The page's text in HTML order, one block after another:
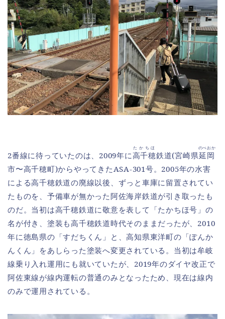
2番線に待っていたのは、2009年に高千穂
たかちほ
鉄道(宮崎県延岡
のべおか
市〜高千穂町)からやってきたASA-301号。2005年の水害
による高千穂鉄道の廃線以後、ずっと車庫に留置されてい
たものを、予備車が無かった阿佐海岸鉄道が引き取ったも
のだ。当初は高千穂鉄道に敬意を表して「たかちほ号」の
名が付き、塗装も高千穂鉄道時代そのままだったが、2010
年に徳島県の「すだちくん」と、高知県東洋町の「ぽんか
んくん」をあしらった塗装へ変更されている。当初は牟岐
線乗り入れ運用にも就いていたが、2019年のダイヤ改正で
阿佐東線が線内運転の普通のみとなったため、現在は線内
のみで運用されている。